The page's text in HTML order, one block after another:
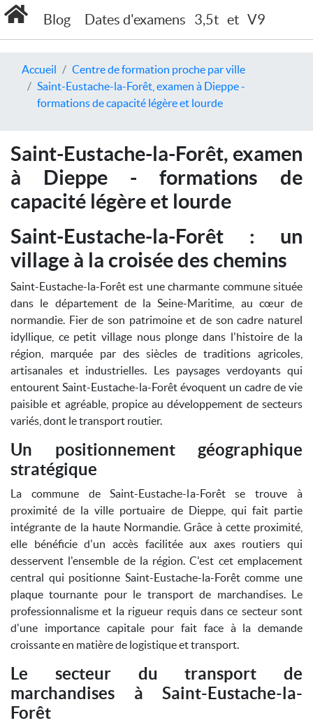
Blog Dates d'examens 3,5t et V9
Accueil
Centre de formation proche par ville
Saint-Eustache-la-Forêt, examen à Dieppe -
formations de capacité légère et lourde
Saint-Eustache-la-Forêt, examen
à Dieppe - formations de
capacité légère et lourde
Saint-Eustache-la-Forêt : un
village à la croisée des chemins
Saint-Eustache-la-Forêt est une charmante commune située
dans le département de la Seine-Maritime, au cœur de
normandie. Fier de son patrimoine et de son cadre naturel
idyllique, ce petit village nous plonge dans l'histoire de la
région, marquée par des siècles de traditions agricoles,
artisanales et industrielles. Les paysages verdoyants qui
entourent Saint-Eustache-la-Forêt évoquent un cadre de vie
paisible et agréable, propice au développement de secteurs
variés, dont le transport routier.
Un positionnement géographique
stratégique
La commune de Saint-Eustache-la-Forêt se trouve à
proximité de la ville portuaire de Dieppe, qui fait partie
intégrante de la haute Normandie. Grâce à cette proximité,
elle bénéficie d'un accès facilitée aux axes routiers qui
desservent l'ensemble de la région. C'est cet emplacement
central qui positionne Saint-Eustache-la-Forêt comme une
plaque tournante pour le transport de marchandises. Le
professionnalisme et la rigueur requis dans ce secteur sont
d'une importance capitale pour fait face à la demande
croissante en matière de logistique et transport.
Le secteur du transport de
marchandises à Saint-Eustache-la-
Forêt